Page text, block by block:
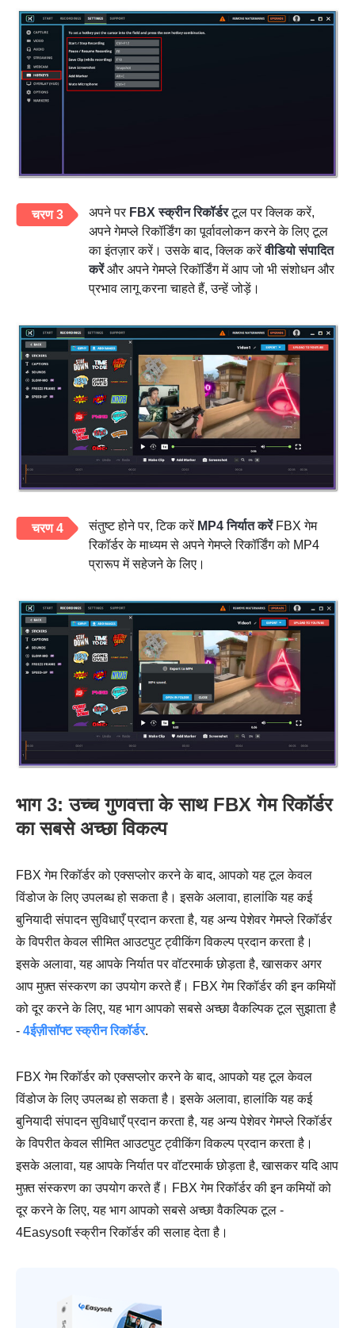
चरण 3 अपने पर FBX स्क्रीन रिकॉर्डरटूल पर क्लिक करें,
अपने गेमप्ले रिकॉर्डिंग का पूर्वावलोकन करने के लिए टूल
का इंतज़ार करें। उसके बाद, क्लिक करेंवीडियो संपादित
करेंऔर अपने गेमप्ले रिकॉर्डिंग में आप जो भी संशोधन और
प्रभाव लागू करना चाहते हैं, उन्हें जोड़ें।
चरण 4 संतुष्ट होने पर, टिक करें MP4 निर्यात करेंFBX गेम
रिकॉर्डर के माध्यम से अपने गेमप्ले रिकॉर्डिंग को MP4
प्रारूप में सहेजने के लिए।
भाग 3: उच्च गुणवत्ता के साथ FBX गेम रिकॉर्डर
का सबसे अच्छा विकल्प
FBX गेम रिकॉर्डर को एक्सप्लोर करने के बाद, आपको यह टूल केवल
विंडोज के लिए उपलब्ध हो सकता है। इसके अलावा, हालांकि यह कई
बुनियादी संपादन सुविधाएँ प्रदान करता है, यह अन्य पेशेवर गेमप्ले रिकॉर्डर
के विपरीत केवल सीमित आउटपुट ट्वीकिंग विकल्प प्रदान करता है।
इसके अलावा, यह आपके निर्यात पर वॉटरमार्क छोड़ता है, खासकर अगर
आप मुफ़्त संस्करण का उपयोग करते हैं। FBX गेम रिकॉर्डर की इन कमियों
को दूर करने के लिए, यह भाग आपको सबसे अच्छा वैकल्पिक टूल सुझाता है
- 4ईज़ीसॉफ्ट स्क्रीन रिकॉर्डर.
FBX गेम रिकॉर्डर को एक्सप्लोर करने के बाद, आपको यह टूल केवल
विंडोज के लिए उपलब्ध हो सकता है। इसके अलावा, हालांकि यह कई
बुनियादी संपादन सुविधाएँ प्रदान करता है, यह अन्य पेशेवर गेमप्ले रिकॉर्डर
के विपरीत केवल सीमित आउटपुट ट्वीकिंग विकल्प प्रदान करता है।
इसके अलावा, यह आपके निर्यात पर वॉटरमार्क छोड़ता है, खासकर यदि आप
मुफ़्त संस्करण का उपयोग करते हैं। FBX गेम रिकॉर्डर की इन कमियों को
दूर करने के लिए, यह भाग आपको सबसे अच्छा वैकल्पिक टूल -
4Easysoft स्क्रीन रिकॉर्डर की सलाह देता है।